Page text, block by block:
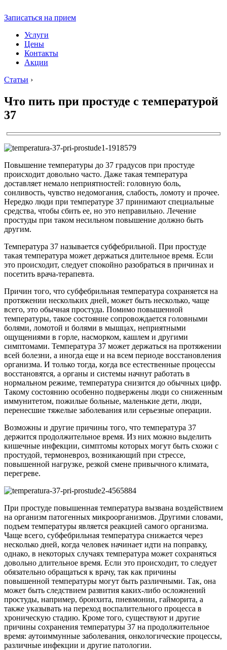
Записаться на прием
Услуги
Цены
Контакты
Акции
Статьи ›
Что пить при простуде с температурой
37
Повышение температуры до 37 градусов при простуде
происходит довольно часто. Даже такая температура
доставляет немало неприятностей: головную боль,
сонливость, чувство недомогания, слабость, ломоту и прочее.
Нередко люди при температуре 37 принимают специальные
средства, чтобы сбить ее, но это неправильно. Лечение
простуды при таком несильном повышение должно быть
другим.
Температура 37 называется субфебрильной. При простуде
такая температура может держаться длительное время. Если
это происходит, следует спокойно разобраться в причинах и
посетить врача-терапевта.
Причин того, что субфебрильная температура сохраняется на
протяжении нескольких дней, может быть несколько, чаще
всего, это обычная простуда. Помимо повышенной
температуры, такое состояние сопровождается головными
болями, ломотой и болями в мышцах, неприятными
ощущениями в горле, насморком, кашлем и другими
симптомами. Температура 37 может держаться на протяжении
всей болезни, а иногда еще и на всем периоде восстановления
организма. И только тогда, когда все естественные процессы
восстановятся, а органы и системы начнут работать в
нормальном режиме, температура снизится до обычных цифр.
Такому состоянию особенно подвержены люди со сниженным
иммунитетом, пожилые больные, маленькие дети, люди,
перенесшие тяжелые заболевания или серьезные операции.
Возможны и другие причины того, что температура 37
держится продолжительное время. Из них можно выделить
кишечные инфекции, симптомы которых могут быть схожи с
простудой, термоневроз, возникающий при стрессе,
повышенной нагрузке, резкой смене привычного климата,
перегреве.
При простуде повышенная температура вызвана воздействием
на организм патогенных микроорганизмов. Другими словами,
подъем температуры является реакцией самого организма.
Чаще всего, субфебрильная температура снижается через
несколько дней, когда человек начинает идти на поправку,
однако, в некоторых случаях температура может сохраняться
довольно длительное время. Если это происходит, то следует
обязательно обращаться к врачу, так как причины
повышенной температуры могут быть различными. Так, она
может быть следствием развития каких-либо осложнений
простуды, например, бронхита, пневмонии, гайморита, а
также указывать на переход воспалительного процесса в
хроническую стадию. Кроме того, существуют и другие
причины сохранения температуры 37 на продолжительное
время: аутоиммунные заболевания, онкологические процессы,
различные инфекции и другие патологии.